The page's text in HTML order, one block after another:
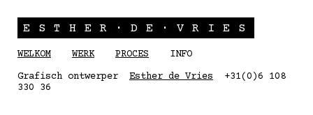
ESTHER·DE·VRIES
WELKOM WERK PROCES
INFO
Grafisch ontwerper Esther de Vries +31(0)6 108
330 36